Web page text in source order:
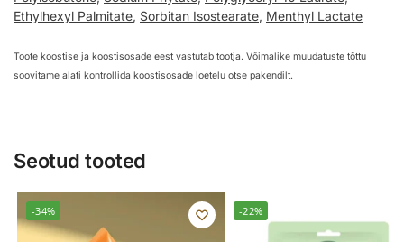
Ethylhexyl Palmitate, Sorbitan Isostearate, Menthyl Lactate
Toote koostise ja koostisosade eest vastutab tootja. Võimalike muudatuste tõttu
soovitame alati kontrollida koostisosade loetelu otse pakendilt.
Seotud tooted
-34% -22%